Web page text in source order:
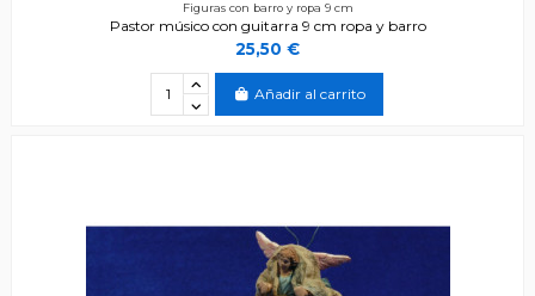
Figuras con barro y ropa 9 cm
Pastor músico con guitarra 9 cm ropa y barro
25,50 €
Añadir al carrito